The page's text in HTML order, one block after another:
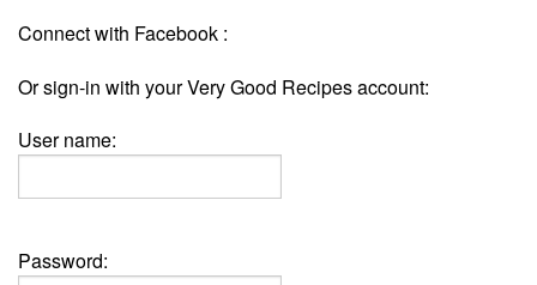
Connect with Facebook :
Or sign-in with your Very Good Recipes account:
User name:
Password: